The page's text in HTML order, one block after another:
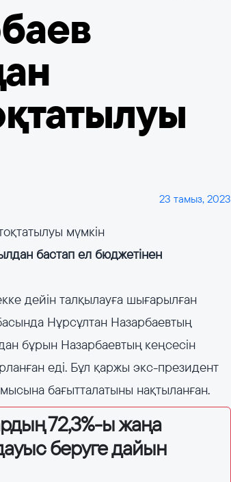
23 тамыз, 2023
мүмкін
бастап ел бюджетінен
дейін талқылауға шығарылған
Нұрсұлтан Назарбаевтың
бұрын Назарбаевтың кеңсесін
еді. Бұл қаржы экс-президент
бағытталатыны нақтыланған.
72,3%-ы жаңа
беруге дайын